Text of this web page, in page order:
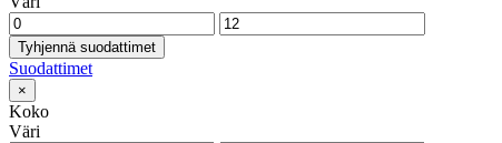
Tyhjennä suodattimet
Suodattimet
×
Koko
Väri